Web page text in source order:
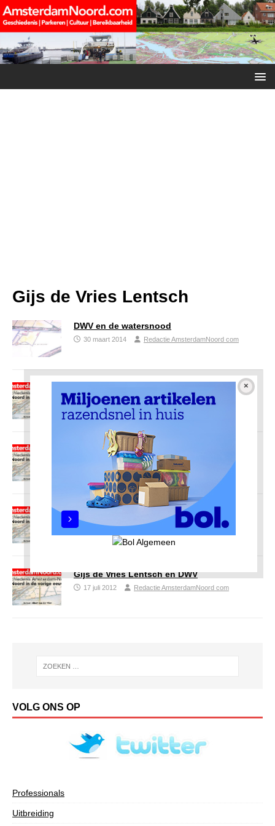
Gijs de Vries Lentsch
DWV en de watersnood
30 maart 2014 Redactie AmsterdamNoord com
20 juli 2012 Redactie AmsterdamNoord com
Molens, werven en DWV
19 juli 2012 Redactie AmsterdamNoord com
Een voetbalclub in Nieuwendam (1912)
18 juli 2012 Redactie AmsterdamNoord com
Gijs de Vries Lentsch en DWV
17 juli 2012 Redactie AmsterdamNoord com
VOLG ONS OP
Professionals
Uitbreiding